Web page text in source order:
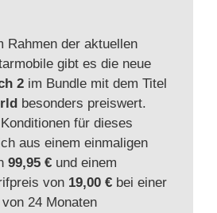
Rahmen der aktuellen
gibt es die neue
2 im Bundle mit dem Titel
besonders preiswert.
für dieses
aus einem einmaligen
99,95 € und einem
von 19,00 € bei einer
24 Monaten